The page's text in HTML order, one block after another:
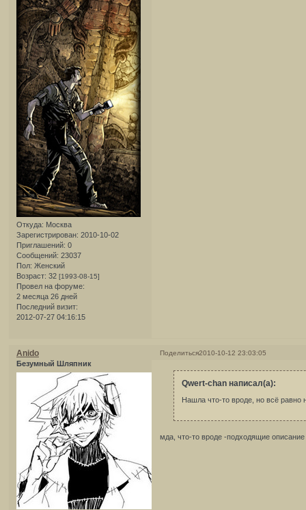
Откуда: Москва
Зарегистрирован: 2010-10-02
Приглашений: 0
Сообщений: 23037
Пол: Женский
Возраст: 32 [1993-08-15]
Провел на форуме:
2 месяца 26 дней
Последний визит:
2012-07-27 04:16:15
Поделиться2010-10-12 23:03:05
Anido
Безумный Шляпник
Qwert-chan написал(а):
Нашла что-то вроде, но всё равно
мда, что-то вроде -подходящие